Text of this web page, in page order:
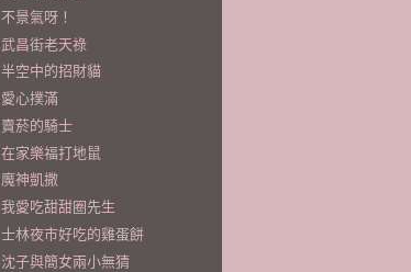
不景氣呀！
武昌街老天祿
半空中的招財貓
愛心撲滿
賣菸的騎士
在家樂福打地鼠
魔神凱撒
我愛吃甜甜圈先生
士林夜市好吃的雞蛋餅
沈子與簡女兩小無猜